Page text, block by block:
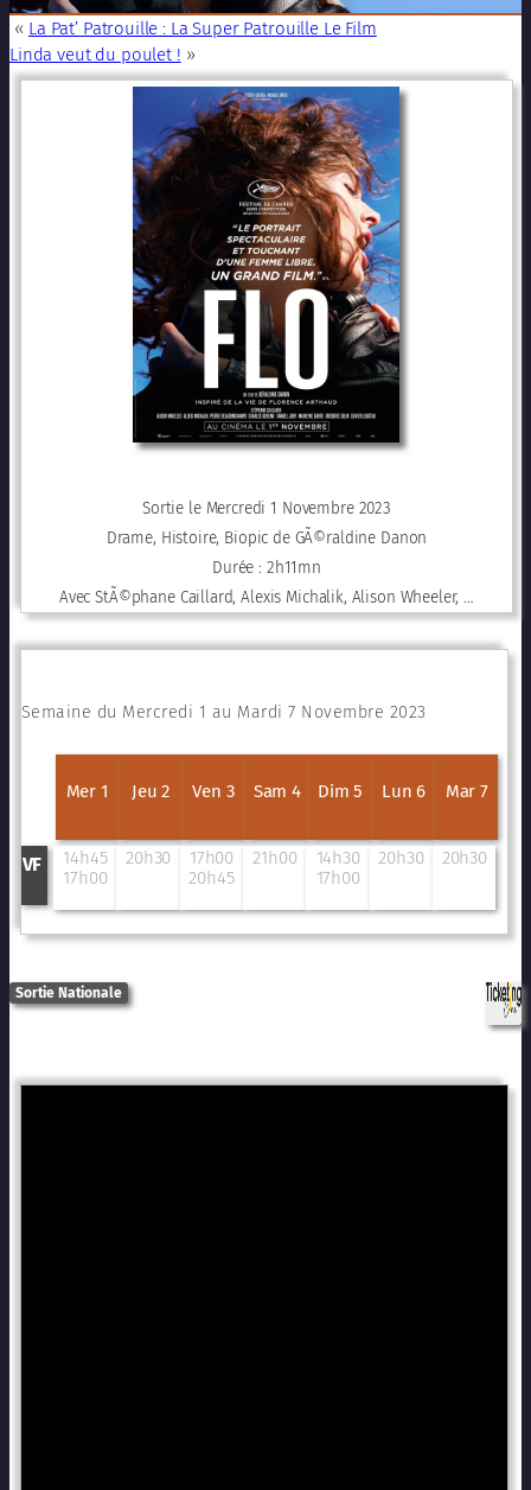
« La Pat’ Patrouille : La Super Patrouille Le Film
Linda veut du poulet ! »
Sortie le Mercredi 1 Novembre 2023
Drame, Histoire, Biopic de GÃ©raldine Danon
Durée : 2h11mn
Avec StÃ©phane Caillard, Alexis Michalik, Alison Wheeler, …
Semaine du Mercredi 1 au Mardi 7 Novembre 2023
Mer 1 Jeu 2 Ven 3 Sam 4 Dim 5 Lun 6 Mar 7
VF
14h45
17h00
20h30
17h00
20h45
21h00
14h30
17h00
20h30 20h30
Sortie Nationale